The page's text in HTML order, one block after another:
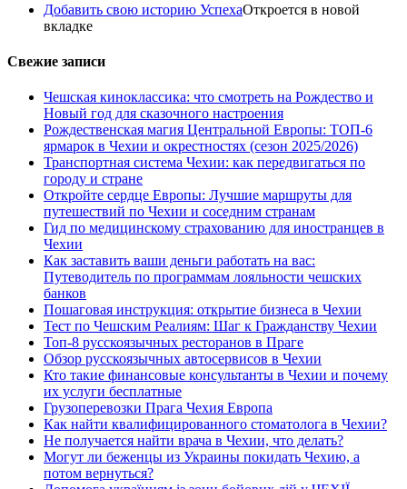
Добавить свою историю УспехаОткроется в новой
вкладке
Свежие записи
Чешская киноклассика: что смотреть на Рождество и
Новый год для сказочного настроения
Рождественская магия Центральной Европы: ТОП-6
ярмарок в Чехии и окрестностях (сезон 2025/2026)
Транспортная система Чехии: как передвигаться по
городу и стране
Откройте сердце Европы: Лучшие маршруты для
путешествий по Чехии и соседним странам
Гид по медицинскому страхованию для иностранцев в
Чехии
Как заставить ваши деньги работать на вас:
Путеводитель по программам лояльности чешских
банков
Пошаговая инструкция: открытие бизнеса в Чехии
Тест по Чешским Реалиям: Шаг к Гражданству Чехии
Топ-8 русскоязычных ресторанов в Праге
Обзор русскоязычных автосервисов в Чехии
Кто такие финансовые консультанты в Чехии и почему
их услуги бесплатные
Грузоперевозки Прага Чехия Европа
Как найти квалифицированного стоматолога в Чехии?
Не получается найти врача в Чехии, что делать?
Могут ли беженцы из Украины покидать Чехию, а
потом вернуться?